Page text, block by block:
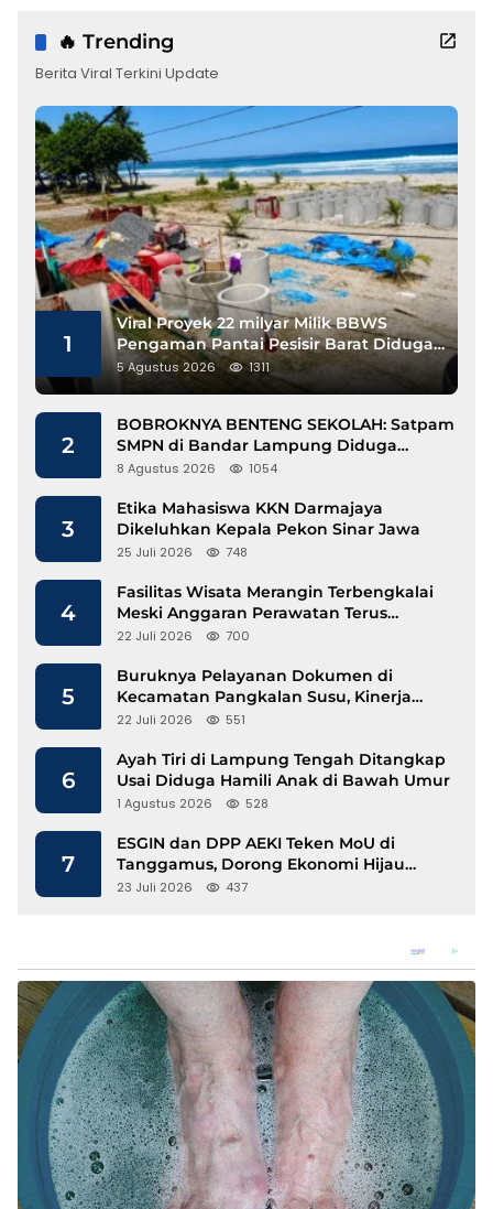
🔥 Trending
Berita Viral Terkini Update
1
Viral Proyek 22 milyar Milik BBWS
Pengaman Pantai Pesisir Barat Diduga
Gunakan Besi Banci
5 Agustus 2026 1311
2
BOBROKNYA BENTENG SEKOLAH: Satpam
SMPN di Bandar Lampung Diduga
Lecehkan Siswi
8 Agustus 2026 1054
3
Etika Mahasiswa KKN Darmajaya
Dikeluhkan Kepala Pekon Sinar Jawa
25 Juli 2026 748
4
Fasilitas Wisata Merangin Terbengkalai
Meski Anggaran Perawatan Terus
Mengalir
22 Juli 2026 700
5
Buruknya Pelayanan Dokumen di
Kecamatan Pangkalan Susu, Kinerja
Disdukcapil Langkat Disorot
22 Juli 2026 551
6
Ayah Tiri di Lampung Tengah Ditangkap
Usai Diduga Hamili Anak di Bawah Umur
1 Agustus 2026 528
7
ESGIN dan DPP AEKI Teken MoU di
Tanggamus, Dorong Ekonomi Hijau
Berbasis Kopi dan Perdagangan Karbon
23 Juli 2026 437